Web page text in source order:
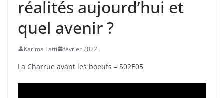
réalités aujourd’hui et
quel avenir ?
Karima Latti février 2022
La Charrue avant les boeufs – S02E05